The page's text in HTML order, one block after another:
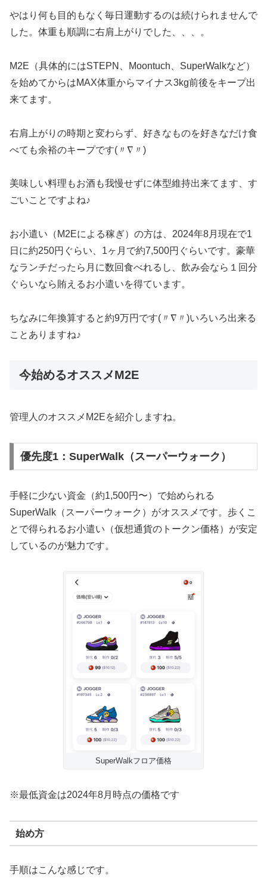
やはり何も目的もなく毎日運動するのは続けられませんで
した。体重も順調に右肩上がりでした、、、。
M2E（具体的にはSTEPN、Moontuch、SuperWalkなど）
を始めてからはMAX体重からマイナス3kg前後をキープ出
来てます。
右肩上がりの時期と変わらず、好きなものを好きなだけ食
べても余裕のキープです(〃∇〃)
美味しい料理もお酒も我慢せずに体型維持出来てます、す
ごいことですよね♪
お小遣い（M2Eによる稼ぎ）の方は、2024年8月現在で1
日に約250円ぐらい、1ヶ月で約7,500円ぐらいです。豪華
なランチだったら月に数回食べれるし、飲み会なら１回分
ぐらいなら賄えるお小遣いを得ています。
ちなみに年換算すると約9万円です(〃∇〃)いろいろ出来る
ことありますね♪
今始めるオススメM2E
管理人のオススメM2Eを紹介しますね。
優先度1：SuperWalk（スーパーウォーク）
手軽に少ない資金（約1,500円〜）で始められる
SuperWalk（スーパーウォーク）がオススメです。歩くこ
とで得られるお小遣い（仮想通貨のトークン価格）が安定
しているのが魅力です。
SuperWalkフロア価格
※最低資金は2024年8月時点の価格です
始め方
手順はこんな感じです。